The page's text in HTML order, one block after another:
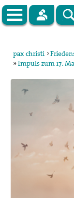
pax christi
Publikationen
pax christi ›
»Impuls zum 17.